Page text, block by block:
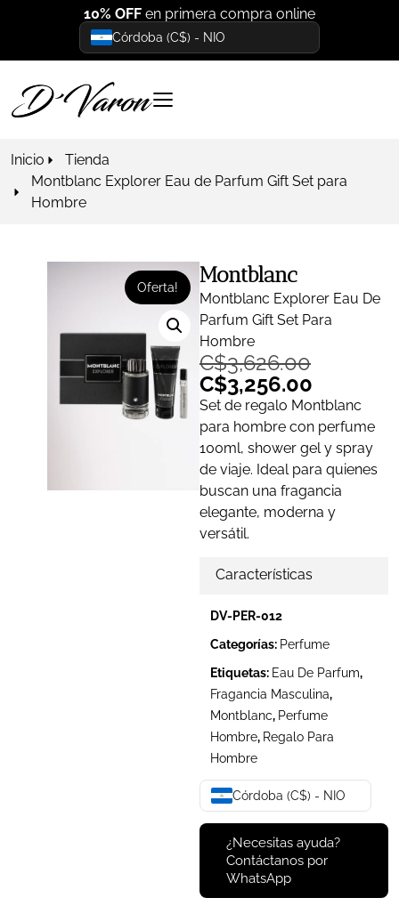
10% OFF en primera compra online
Córdoba (C$) - NIO
Inicio
Tienda
Montblanc Explorer Eau de Parfum Gift Set para
Hombre
Oferta! Montblanc
Montblanc Explorer Eau De
Parfum Gift Set Para
Hombre
C$3,626.00
C$3,256.00
Set de regalo Montblanc
para hombre con perfume
100ml, shower gel y spray
de viaje. Ideal para quienes
buscan una fragancia
elegante, moderna y
versátil.
Características
DV-PER-012
Categorías: Perfume
Etiquetas: Eau De Parfum,
Fragancia Masculina,
Montblanc, Perfume
Hombre, Regalo Para
Hombre
Córdoba (C$) - NIO
¿Necesitas ayuda?
Contáctanos por
WhatsApp